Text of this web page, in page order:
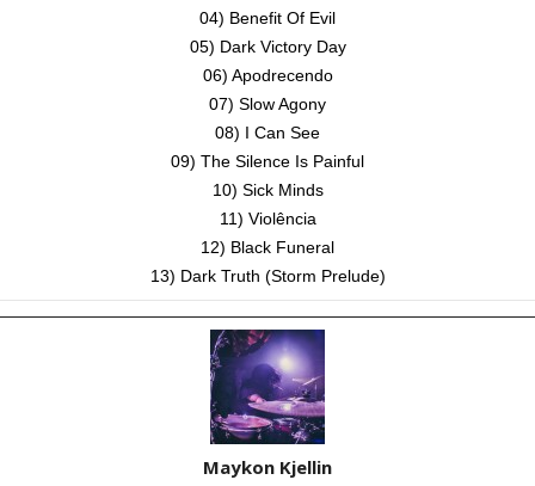
04) Benefit Of Evil
05) Dark Victory Day
06) Apodrecendo
07) Slow Agony
08) I Can See
09) The Silence Is Painful
10) Sick Minds
11) Violência
12) Black Funeral
13) Dark Truth (Storm Prelude)
Maykon Kjellin